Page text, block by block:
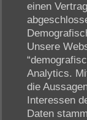
einen
Unsere
Analytics.
die
Interessen
Daten